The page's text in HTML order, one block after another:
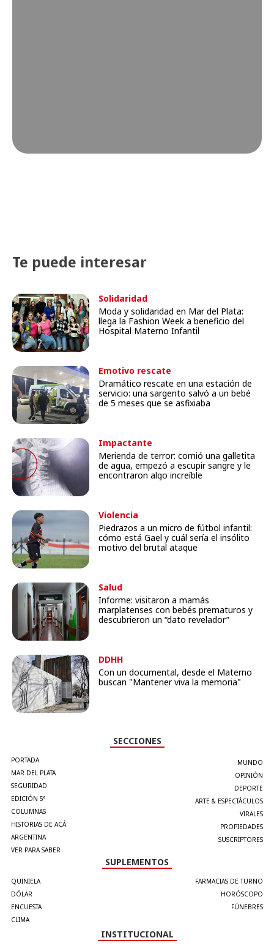
Te puede interesar
Solidaridad
Moda y solidaridad en Mar del Plata:
llega la Fashion Week a beneficio del
Hospital Materno Infantil
Emotivo rescate
Dramático rescate en una estación de
servicio: una sargento salvó a un bebé
de 5 meses que se asfixiaba
Impactante
Merienda de terror: comió una galletita
de agua, empezó a escupir sangre y le
encontraron algo increíble
Violencia
Piedrazos a un micro de fútbol infantil:
cómo está Gael y cuál sería el insólito
motivo del brutal ataque
Salud
Informe: visitaron a mamás
marplatenses con bebés prematuros y
descubrieron un “dato revelador”
DDHH
Con un documental, desde el Materno
buscan "Mantener viva la memoria"
SECCIONES
PORTADA
MAR DEL PLATA
SEGURIDAD
EDICIÓN 5°
COLUMNAS
HISTORIAS DE ACÁ
ARGENTINA
VER PARA SABER
MUNDO
OPINIÓN
DEPORTE
ARTE & ESPECTÁCULOS
VIRALES
PROPIEDADES
SUSCRIPTORES
SUPLEMENTOS
QUINIELA
DÓLAR
ENCUESTA
CLIMA
FARMACIAS DE TURNO
HORÓSCOPO
FÚNEBRES
INSTITUCIONAL